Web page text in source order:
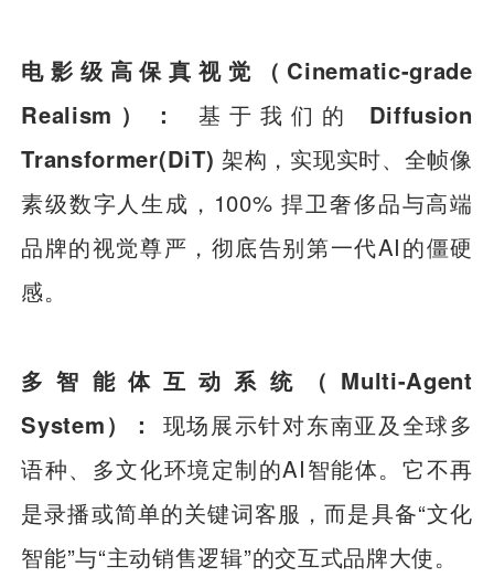
电影级高保真视觉（Cinematic-grade
Realism）：
基于我们的 Diffusion
Transformer(DiT) 架构，实现实时、全帧像
素级数字人生成，100% 捍卫奢侈品与高端
品牌的视觉尊严，彻底告别第一代AI的僵硬
感。
多智能体互动系统（Multi-Agent
System）：
现场展示针对东南亚及全球多
语种、多文化环境定制的AI智能体。它不再
是录播或简单的关键词客服，而是具备“文化
智能”与“主动销售逻辑”的交互式品牌大使。